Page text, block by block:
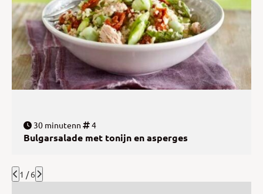
30 minutenn 4
Bulgarsalade met tonijn en asperges
1 / 6